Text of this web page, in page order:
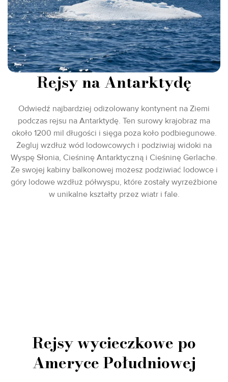
Rejsy na Antarktydę
Odwiedź najbardziej odizolowany kontynent na Ziemi
podczas rejsu na Antarktydę. Ten surowy krajobraz ma
około 1200 mil długości i sięga poza koło podbiegunowe.
Żegluj wzdłuż wód lodowcowych i podziwiaj widoki na
Wyspę Słonia, Cieśninę Antarktyczną i Cieśninę Gerlache.
Ze swojej kabiny balkonowej możesz podziwiać lodowce i
góry lodowe wzdłuż półwyspu, które zostały wyrzeźbione
w unikalne kształty przez wiatr i fale.
Rejsy wycieczkowe po
Ameryce Południowej​